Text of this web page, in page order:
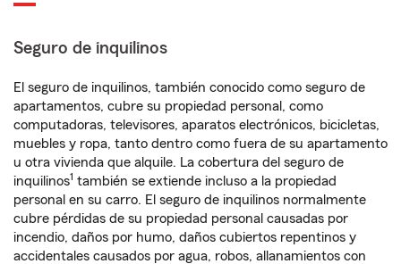
Seguro de inquilinos
El seguro de inquilinos, también conocido como seguro de
apartamentos, cubre su propiedad personal, como
computadoras, televisores, aparatos electrónicos, bicicletas,
muebles y ropa, tanto dentro como fuera de su apartamento
u otra vivienda que alquile. La cobertura del seguro de
inquilinos1 también se extiende incluso a la propiedad
personal en su carro. El seguro de inquilinos normalmente
cubre pérdidas de su propiedad personal causadas por
incendio, daños por humo, daños cubiertos repentinos y
accidentales causados por agua, robos, allanamientos con